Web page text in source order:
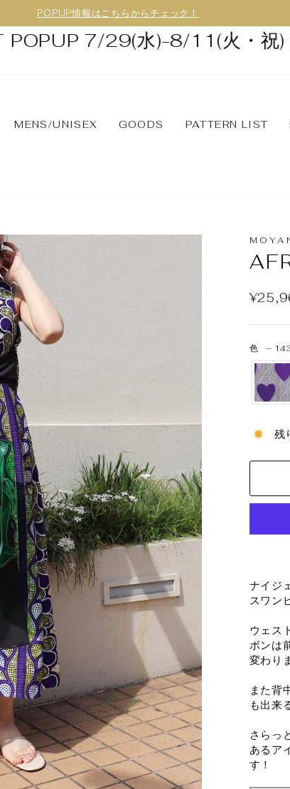
POPUP情報はこちらからチェック！
7/29(水)-8/11(火・祝) in
MENS/UNISEX GOODS PATTERN LIST
色 —
残
ナイジ
スワン
ウェス
ボンは
変わり
また背
も出来
さらっ
あるア
す！